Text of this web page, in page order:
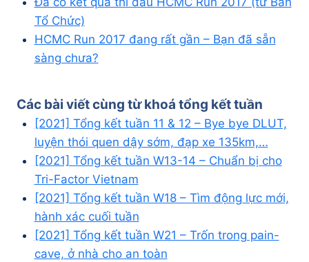
Tổ Chức)
HCMC Run 2017 đang rất gần – Bạn đã sẵn
sàng chưa?
Các bài viết cùng từ khoá tổng kết tuần
[2021] Tổng kết tuần 11 & 12 – Bye bye DLUT,
luyện thói quen dậy sớm, đạp xe 135km,…
[2021] Tổng kết tuần W13-14 – Chuẩn bị cho
Tri-Factor Vietnam
[2021] Tổng kết tuần W18 – Tìm động lực mới,
hành xác cuối tuần
[2021] Tổng kết tuần W21 – Trốn trong pain-
cave, ở nhà cho an toàn